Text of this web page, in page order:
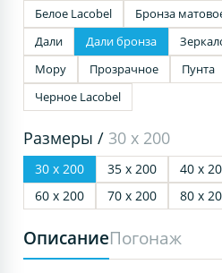
Белое Lacobel Бронза
Дали
Дали бронза
Мору
Прозрачное Пунта
Черное Lacobel
Размеры / 30 х 200
30 х 200 35 х 200 40 х
60 х 200
70 х 200 80 х
ОписаниеПогонаж